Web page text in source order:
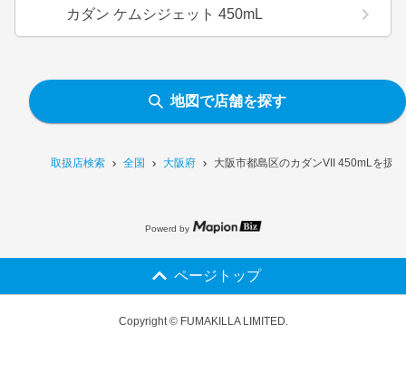
取扱店検索 全国 大阪府 大阪市都島区のカダンVII 450mLを扱
カダン ケムシジェット 450mL
地図で店舗を探す
Powerd by
ページトップ
Copyright © FUMAKILLA LIMITED.